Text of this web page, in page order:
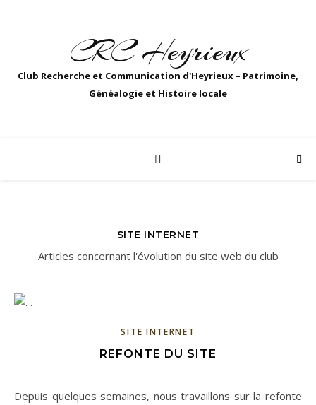
CRC Heyrieux
Club Recherche et Communication d'Heyrieux – Patrimoine,
Généalogie et Histoire locale
SITE INTERNET
Articles concernant l'évolution du site web du club
SITE INTERNET
REFONTE DU SITE
Depuis quelques semaines, nous travaillons sur la refonte